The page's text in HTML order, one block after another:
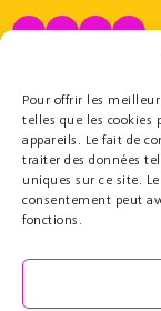
Pour offrir les
telles que les cookies
appareils. Le fait de
traiter des données
uniques sur ce site.
consentement peut
fonctions.
Le Cercle des
Partenaires
Nous soutenir
Contact
Équipe